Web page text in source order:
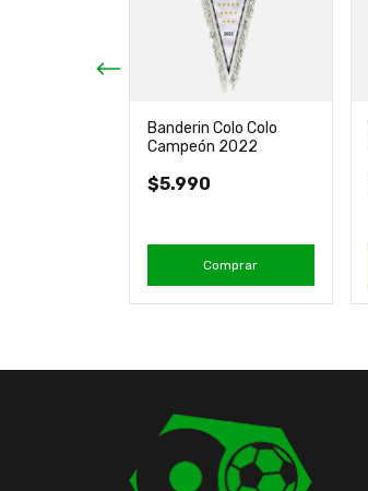
Banderin Colo Colo
Campeón 2022
$5.990
Comprar